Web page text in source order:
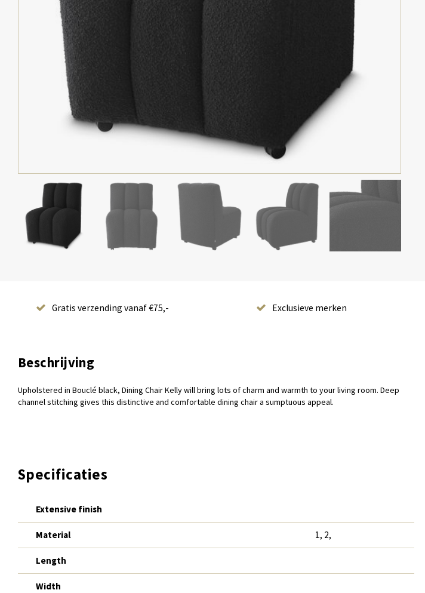
Gratis verzending vanaf €75,- Exclusieve merken
Beschrijving
Upholstered in Bouclé black, Dining Chair Kelly will bring lots of charm and warmth to your living room. Deep
channel stitching gives this distinctive and comfortable dining chair a sumptuous appeal.
Specificaties
Extensive finish
Material 1, 2,
Length
Width